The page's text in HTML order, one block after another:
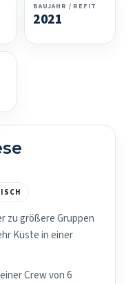
BAUJAHR / REFIT
2021
zu größere Gruppen
Küste in einer
Crew von 6